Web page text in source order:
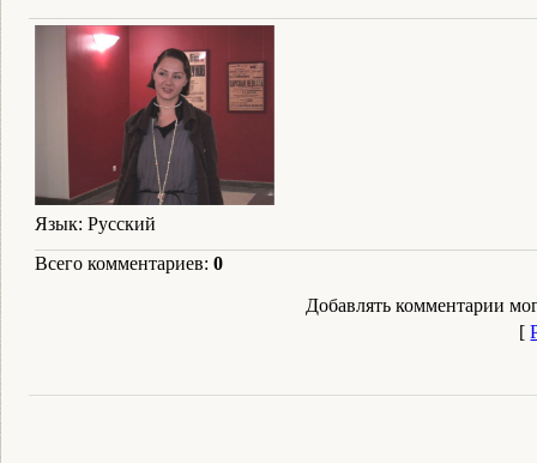
Язык: Русский
Всего комментариев: 0
Добавлять комментарии
[